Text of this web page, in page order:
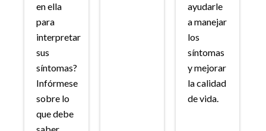
en ella
para
interpretar
sus
síntomas?
Infórmese
sobre lo
que debe
ayudarle
a manejar
los
síntomas
y mejorar
la calidad
de vida.